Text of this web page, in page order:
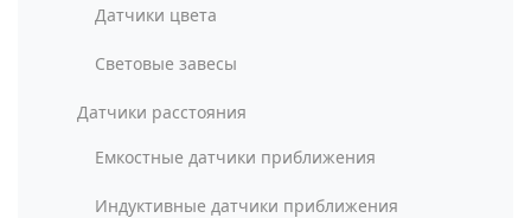
Датчики цвета
Световые завесы
Датчики расстояния
Емкостные датчики приближения
Индуктивные датчики приближения